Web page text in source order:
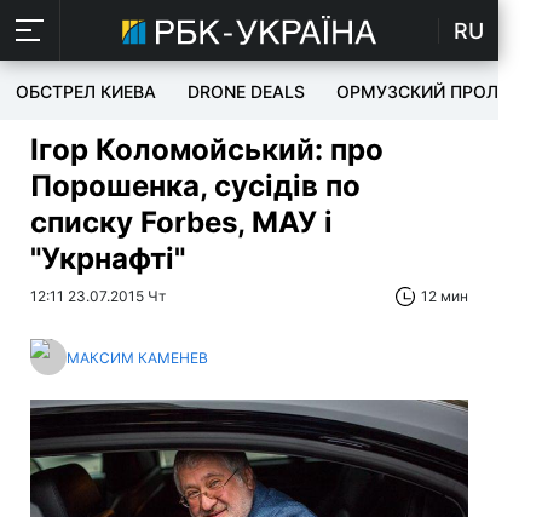
RU
ОБСТРЕЛ КИЕВА DRONE DEALS ОРМУЗСКИЙ ПРОЛИВ
Ігор Коломойський: про
Порошенка, сусідів по
списку Forbes, МАУ і
"Укрнафті"
12:11 23.07.2015 Чт 12 мин
МАКСИМ КАМЕНЕВ